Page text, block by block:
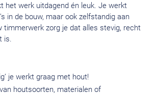
het werk uitdagend én leuk. Je werkt
in de bouw, maar ook zelfstandig aan
timmerwerk zorg je dat alles stevig, recht
is.
je werkt graag met hout!
houtsoorten, materialen of